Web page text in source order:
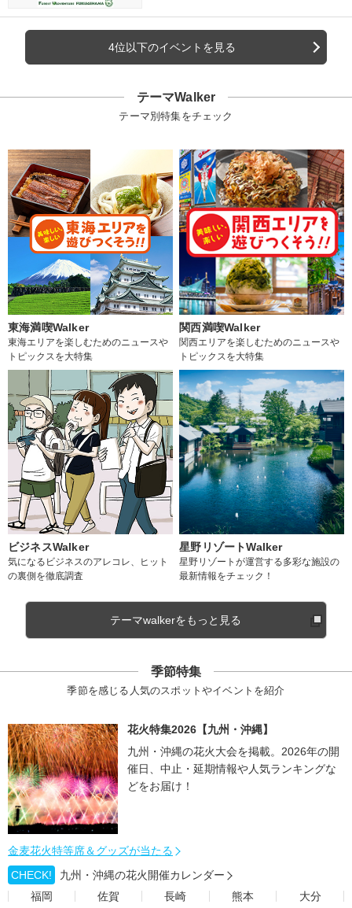
4位以下のイベントを見る
テーマWalker
テーマ別特集をチェック
東海満喫Walker
東海エリアを楽しむためのニュースや
トピックスを大特集
関西満喫Walker
関西エリアを楽しむためのニュースや
トピックスを大特集
ビジネスWalker
気になるビジネスのアレコレ、ヒット
の裏側を徹底調査
星野リゾートWalker
星野リゾートが運営する多彩な施設の
最新情報をチェック！
テーマwalkerをもっと見る
季節特集
季節を感じる人気のスポットやイベントを紹介
花火特集2026【九州・沖縄】
九州・沖縄の花火大会を掲載。2026年の開
催日、中止・延期情報や人気ランキングな
どをお届け！
金麦花火特等席＆グッズが当たる
CHECK!
九州・沖縄の花火開催カレンダー
福岡
佐賀 長崎 熊本
大分